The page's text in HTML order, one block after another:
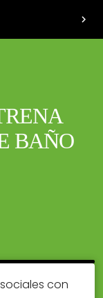
chevron_right
BAÑO
con